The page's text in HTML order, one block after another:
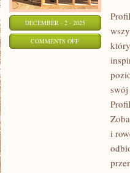
DECEMBER - 2 - 2025
COMMENTS OFFON
ROWERZYŚCI
LEGENDARNI
ROWEROWE
swój
i